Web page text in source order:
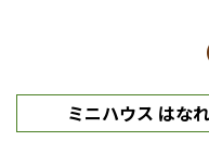
ミニハウス はな